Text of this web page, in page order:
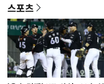
스포츠